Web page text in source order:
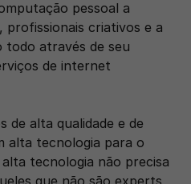
pessoal a
profissionais criativos e a
todo através de seu
de internet
de alta qualidade e de
alta tecnologia para o
tecnologia não precisa
que não são experts